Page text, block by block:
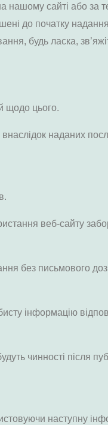
нашому сайті або за
до початку
будь ласка,
щодо цього.
внаслідок наданих
веб-сайту
без письмового
інформацію
чинності після
наступну